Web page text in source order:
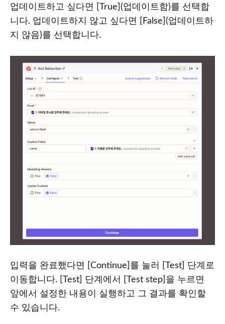
업데이트하고 싶다면 [True](업데이트함)를 선택합
니다. 업데이트하지 않고 싶다면 [False](업데이트하
지 않음)를 선택합니다.
입력을 완료했다면 [Continue]를 눌러 [Test] 단계로
이동합니다. [Test] 단계에서 [Test step]을 누르면
앞에서 설정한 내용이 실행하고 그 결과를 확인할
수 있습니다.